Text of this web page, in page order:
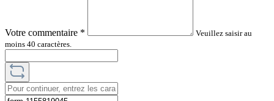
Votre commentaire *
Veuillez saisir au
moins 40 caractères.